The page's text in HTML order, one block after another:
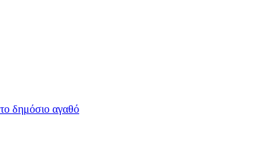
το δημόσιο αγαθό